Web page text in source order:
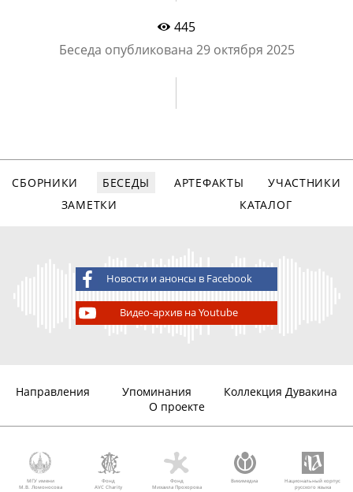
445
Беседа опубликована 29 октября 2025
СБОРНИКИ БЕСЕДЫ АРТЕФАКТЫ
УЧАСТНИКИ
ЗАМЕТКИ
КАТАЛОГ
Новости и анонсы в Facebook
Видео-архив на Youtube
Направления Упоминания
Коллекция Дувакина
О проекте
МГУ имени
М.В. Ломоносова
Фонд
AVC Charity
Фонд
Михаила Прохорова
Викимедиа
Национальный корпус
русского языка